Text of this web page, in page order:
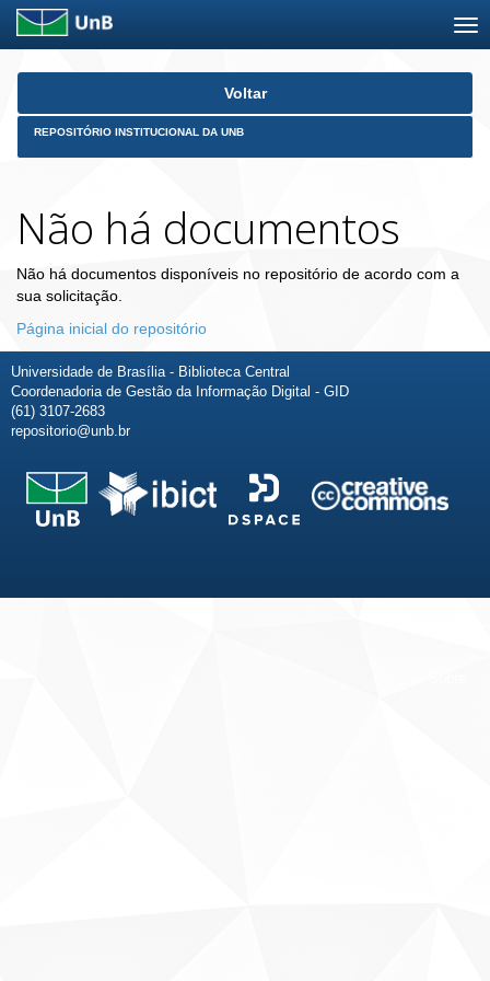
Skip
Voltar
REPOSITÓRIO INSTITUCIONAL DA UNB
Não há documentos
Não há documentos disponíveis no repositório de acordo com a
sua solicitação.
Página inicial do repositório
Universidade de Brasília - Biblioteca Central
Coordenadoria de Gestão da Informação Digital - GID
(61) 3107-2683
repositorio@unb.br